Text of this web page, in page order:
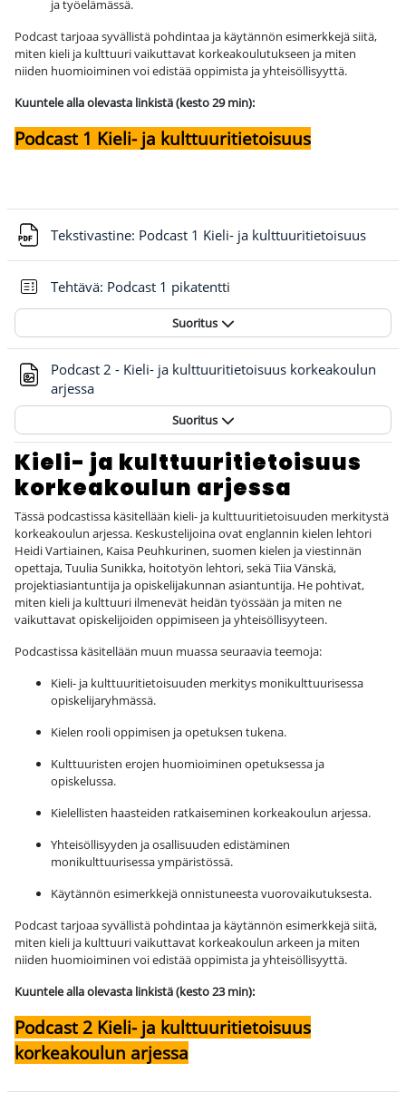
ja työelämässä.
Podcast tarjoaa syvällistä pohdintaa ja käytännön esimerkkejä siitä,
miten kieli ja kulttuuri vaikuttavat korkeakoulutukseen ja miten
niiden huomioiminen voi edistää oppimista ja yhteisöllisyyttä.
Kuuntele alla olevasta linkistä (kesto 29 min):
Podcast 1 Kieli- ja kulttuuritietoisuus
Tekstivastine: Podcast 1 Kieli- ja kulttuuritietoisuus
Tehtävä: Podcast 1 pikatentti
Suoritus
Podcast 2 - Kieli- ja kulttuuritietoisuus korkeakoulun
arjessa
Suoritus
Kieli- ja kulttuuritietoisuus
korkeakoulun arjessa
Tässä podcastissa käsitellään kieli- ja kulttuuritietoisuuden merkitystä
korkeakoulun arjessa. Keskustelijoina ovat englannin kielen lehtori
Heidi Vartiainen, Kaisa Peuhkurinen, suomen kielen ja viestinnän
opettaja, Tuulia Sunikka, hoitotyön lehtori, sekä Tiia Vänskä,
projektiasiantuntija ja opiskelijakunnan asiantuntija. He pohtivat,
miten kieli ja kulttuuri ilmenevät heidän työssään ja miten ne
vaikuttavat opiskelijoiden oppimiseen ja yhteisöllisyyteen.
Podcastissa käsitellään muun muassa seuraavia teemoja:
Kieli- ja kulttuuritietoisuuden merkitys monikulttuurisessa
opiskelijaryhmässä.
Kielen rooli oppimisen ja opetuksen tukena.
Kulttuuristen erojen huomioiminen opetuksessa ja
opiskelussa.
Kielellisten haasteiden ratkaiseminen korkeakoulun arjessa.
Yhteisöllisyyden ja osallisuuden edistäminen
monikulttuurisessa ympäristössä.
Käytännön esimerkkejä onnistuneesta vuorovaikutuksesta.
Podcast tarjoaa syvällistä pohdintaa ja käytännön esimerkkejä siitä,
miten kieli ja kulttuuri vaikuttavat korkeakoulun arkeen ja miten
niiden huomioiminen voi edistää oppimista ja yhteisöllisyyttä.
Kuuntele alla olevasta linkistä(kesto 23 min):
Podcast 2 Kieli- ja kulttuuritietoisuus
korkeakoulun arjessa